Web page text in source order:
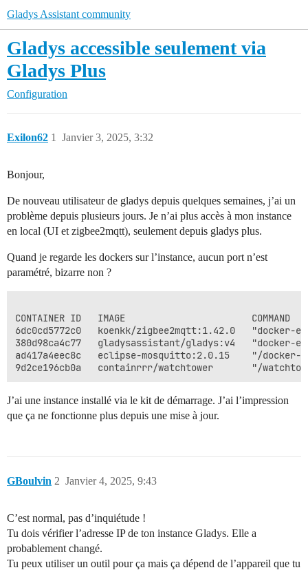
Gladys Assistant community
Gladys accessible seulement via
Gladys Plus
Configuration
Exilon62 Janvier 3, 2025, 3:32
1
Bonjour,
De nouveau utilisateur de gladys depuis quelques semaines, j’ai un
problème depuis plusieurs jours. Je n’ai plus accès à mon instance
en local (UI et zigbee2mqtt), seulement depuis gladys plus.
Quand je regarde les dockers sur l’instance, aucun port n’est
paramétré, bizarre non ?
CONTAINER ID   IMAGE
6dc0cd5772c0   koenkk/zigbee2mqtt:1.42.0
380d98ca4c77   gladysassistant/gladys:v4
ad417a4eec8c   eclipse-mosquitto:2.0.15    "/
J’ai une instance installé via le kit de démarrage. J’ai l’impression
que ça ne fonctionne plus depuis une mise à jour.
GBoulvin Janvier 4, 2025, 9:43
2
C’est normal, pas d’inquiétude !
Tu dois vérifier l’adresse IP de ton instance Gladys. Elle a
probablement changé.
Tu peux utiliser un outil pour ça mais ça dépend de l’appareil que tu